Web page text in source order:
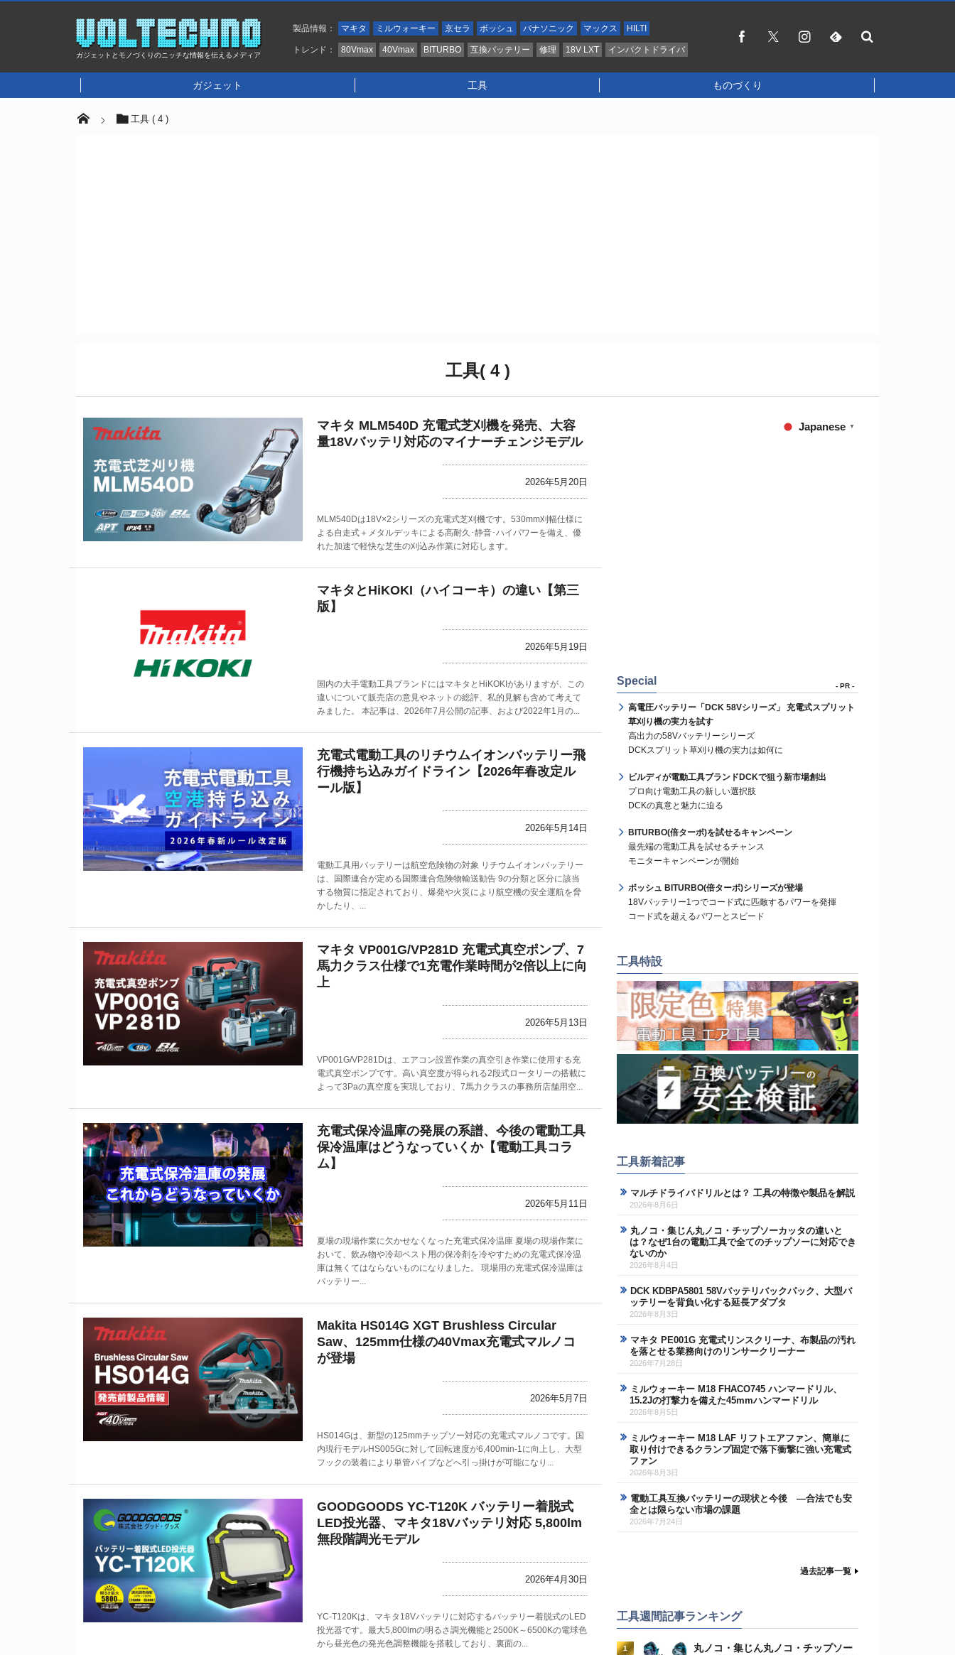
ガジェットとモノづくりのニッチな情報を伝えるメディア
製品情報： マキタ ミルウォーキー 京セラ ボッシュ パナソニック マックス HILTI
トレンド： 80Vmax 40Vmax BITURBO 互換バッテリー 修理 18V LXT インパクトドライバ
ガジェット 工具 ものづくり
工具 ( 4 )
工具( 4 )
マキタ MLM540D 充電式芝刈機を発売、大容
量18Vバッテリ対応のマイナーチェンジモデル
2026年5月20日
MLM540Dは18V×2シリーズの充電式芝刈機です。530mm刈幅仕様に
よる自走式＋メタルデッキによる高耐久･静音･ハイパワーを備え、優
れた加速で軽快な芝生の刈込み作業に対応します。
マキタとHiKOKI（ハイコーキ）の違い【第三
版】
2026年5月19日
国内の大手電動工具ブランドにはマキタとHiKOKIがありますが、この
違いについて販売店の意見やネットの総評、私的見解も含めて考えて
みました。 本記事は、2026年7月公開の記事、および2022年1月の...
充電式電動工具のリチウムイオンバッテリー飛
行機持ち込みガイドライン【2026年春改定ル
ール版】
2026年5月14日
電動工具用バッテリーは航空危険物の対象 リチウムイオンバッテリー
は、国際連合が定める国際連合危険物輸送勧告 9の分類と区分に該当
する物質に指定されており、爆発や火災により航空機の安全運航を脅
かしたり、...
マキタ VP001G/VP281D 充電式真空ポンプ、7
馬力クラス仕様で1充電作業時間が2倍以上に向
上
2026年5月13日
VP001G/VP281Dは、エアコン設置作業の真空引き作業に使用する充
電式真空ポンプです。高い真空度が得られる2段式ロータリーの搭載に
よって3Paの真空度を実現しており、7馬力クラスの事務所店舗用空...
充電式保冷温庫の発展の系譜、今後の電動工具
保冷温庫はどうなっていくか【電動工具コラ
ム】
2026年5月11日
夏場の現場作業に欠かせなくなった充電式保冷温庫 夏場の現場作業に
おいて、飲み物や冷却ベスト用の保冷剤を冷やすための充電式保冷温
庫は無くてはならないものになりました。 現場用の充電式保冷温庫は
バッテリー...
Makita HS014G XGT Brushless Circular
Saw、125mm仕様の40Vmax充電式マルノコ
が登場
2026年5月7日
HS014Gは、新型の125mmチップソー対応の充電式マルノコです。国
内現行モデルHS005Gに対して回転速度が6,400min-1に向上し、大型
フックの装着により単管パイプなどへ引っ掛けが可能になり...
GOODGOODS YC-T120K バッテリー着脱式
LED投光器、マキタ18Vバッテリ対応 5,800lm
無段階調光モデル
2026年4月30日
YC-T120Kは、マキタ18Vバッテリに対応するバッテリー着脱式のLED
投光器です。最大5,800lmの明るさ調光機能と2500K～6500Kの電球色
から昼光色の発光色調整機能を搭載しており、裏面の...
Japanese ▼
Special - PR -
高電圧バッテリー「DCK 58Vシリーズ」 充電式スプリット
草刈り機の実力を試す
高出力の58Vバッテリーシリーズ
DCKスプリット草刈り機の実力は如何に
ビルディが電動工具ブランドDCKで狙う新市場創出
プロ向け電動工具の新しい選択肢
DCKの真意と魅力に迫る
BITURBO(倍ターボ)を試せるキャンペーン
最先端の電動工具を試せるチャンス
モニターキャンペーンが開始
ボッシュ BITURBO(倍ターボ)シリーズが登場
18Vバッテリー1つでコード式に匹敵するパワーを発揮
コード式を超えるパワーとスピード
工具特設
工具新着記事
マルチドライバドリルとは？ 工具の特徴や製品を解説
2026年8月6日
丸ノコ・集じん丸ノコ・チップソーカッタの違いと
は？なぜ1台の電動工具で全てのチップソーに対応でき
ないのか
2026年8月4日
DCK KDBPA5801 58Vバッテリバックパック、大型バ
ッテリーを背負い化する延長アダプタ
2026年8月3日
マキタ PE001G 充電式リンスクリーナ、布製品の汚れ
を落とせる業務向けのリンサークリーナー
2026年7月28日
ミルウォーキー M18 FHACO745 ハンマードリル、
15.2Jの打撃力を備えた45mmハンマードリル
2026年8月5日
ミルウォーキー M18 LAF リフトエアファン、簡単に
取り付けできるクランプ固定で落下衝撃に強い充電式
ファン
2026年8月3日
電動工具互換バッテリーの現状と今後 ―合法でも安
全とは限らない市場の課題
2026年7月24日
過去記事一覧
工具週間記事ランキング
丸ノコ・集じん丸ノコ・チップソー
1